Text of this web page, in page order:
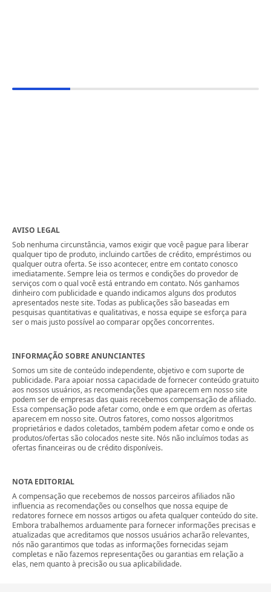
AVISO LEGAL
Sob nenhuma circunstância, vamos exigir que você pague para liberar
qualquer tipo de produto, incluindo cartões de crédito, empréstimos ou
qualquer outra oferta. Se isso acontecer, entre em contato conosco
imediatamente. Sempre leia os termos e condições do provedor de
serviços com o qual você está entrando em contato. Nós ganhamos
dinheiro com publicidade e quando indicamos alguns dos produtos
apresentados neste site. Todas as publicações são baseadas em
pesquisas quantitativas e qualitativas, e nossa equipe se esforça para
ser o mais justo possível ao comparar opções concorrentes.
INFORMAÇÃO SOBRE ANUNCIANTES
Somos um site de conteúdo independente, objetivo e com suporte de
publicidade. Para apoiar nossa capacidade de fornecer conteúdo gratuito
aos nossos usuários, as recomendações que aparecem em nosso site
podem ser de empresas das quais recebemos compensação de afiliado.
Essa compensação pode afetar como, onde e em que ordem as ofertas
aparecem em nosso site. Outros fatores, como nossos algoritmos
proprietários e dados coletados, também podem afetar como e onde os
produtos/ofertas são colocados neste site. Nós não incluímos todas as
ofertas financeiras ou de crédito disponíveis.
NOTA EDITORIAL
A compensação que recebemos de nossos parceiros afiliados não
influencia as recomendações ou conselhos que nossa equipe de
redatores fornece em nossos artigos ou afeta qualquer conteúdo do site.
Embora trabalhemos arduamente para fornecer informações precisas e
atualizadas que acreditamos que nossos usuários acharão relevantes,
nós não garantimos que todas as informações fornecidas sejam
completas e não fazemos representações ou garantias em relação a
elas, nem quanto à precisão ou sua aplicabilidade.